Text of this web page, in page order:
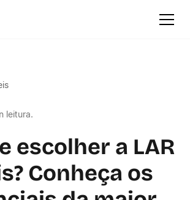
leitura.
escolher a LAR
Conheça os